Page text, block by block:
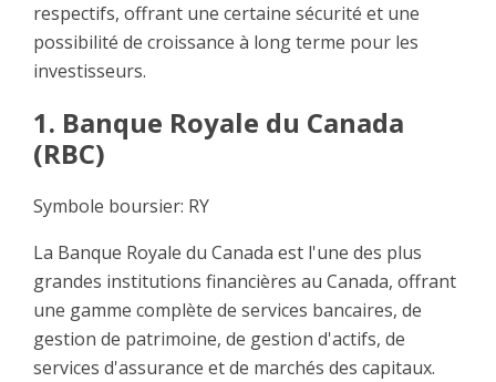
respectifs, offrant une certaine sécurité et une
possibilité de croissance à long terme pour les
investisseurs.
1. Banque Royale du Canada
(RBC)
Symbole boursier: RY
La Banque Royale du Canada est l'une des plus
grandes institutions financières au Canada, offrant
une gamme complète de services bancaires, de
gestion de patrimoine, de gestion d'actifs, de
services d'assurance et de marchés des capitaux.